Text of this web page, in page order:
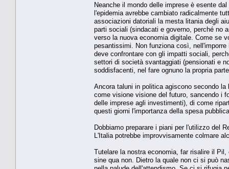
Neanche il mondo delle imprese è esente
l'epidemia avrebbe cambiato radicalmente
associazioni datoriali la mesta litania degli
parti sociali (sindacati e governo, perché no
verso la nuova economia digitale. Come se
pesantissimi. Non funziona così,
deve confrontare con gli impatti sociali,
settori di società svantaggiati (pensionati e
soddisfacenti, nel fare ognuno la propria
Ancora taluni in politica agiscono secondo
come visione visione del futuro, sancendo i
delle imprese agli investimenti), di come
questi giorni l'importanza della spesa
Dobbiamo preparare i piani per l'utilizzo del
L'Italia potrebbe improvvisamente colmare
Tutelare la nostra economia, far risalire il
sine qua non. Dietro la quale non ci si può